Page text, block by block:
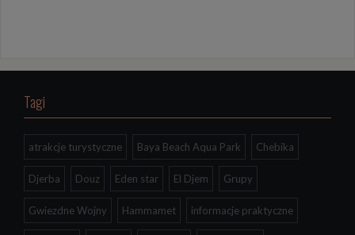
Tagi
atrakcje turystyczne Baya Beach Aqua Park Chebika
Djerba Douz Eden star El Djem Grupy
Gwiezdne Wojny Hammamet informacje praktyczne